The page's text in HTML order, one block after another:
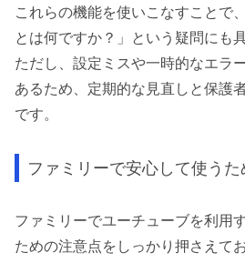
これらの機能を使いこなすことで
とは何ですか？」という疑問にも
ただし、設定ミスや一時的なエラ
あるため、定期的な見直しと保護
です。
ファミリーで安心して使うた
ファミリーでユーチューブを利用
ための注意点をしっかり押さえて